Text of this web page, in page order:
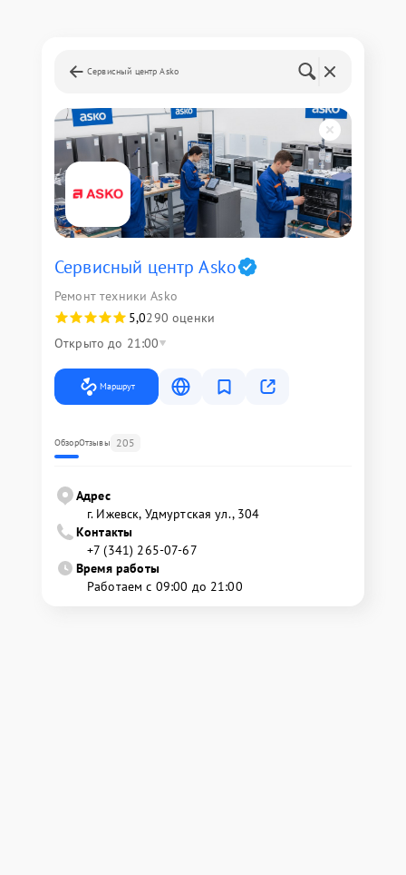
Сервисный центр Asko
Сервисный центр Asko
Ремонт техники Asko
5,0290 оценки
Открыто до 21:00
Маршрут
ОбзорОтзывы 205
Адрес
г. Ижевск, Удмуртская ул., 304
Контакты
+7 (341) 265-07-67
Время работы
Работаем с 09:00 до 21:00